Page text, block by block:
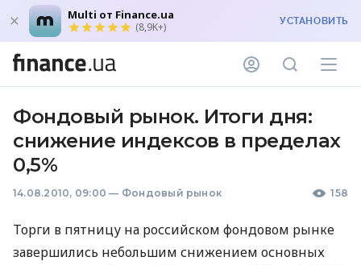
Multi от Finance.ua
(8,9K+) УСТАНОВИТЬ
Фондовый рынок. Итоги дня:
снижение индексов в пределах
0,5%
14.08.2010, 09:00 — Фондовый рынок 158
Торги в пятницу на российском фондовом рынке
завершились небольшим снижением основных